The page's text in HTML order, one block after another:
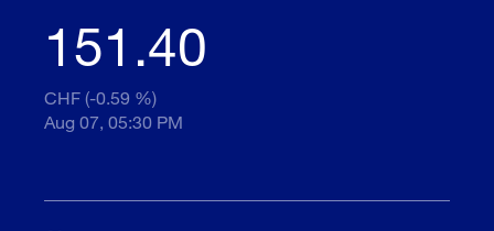
151.40
CHF (-0.59 %)
Aug 07, 05:30 PM